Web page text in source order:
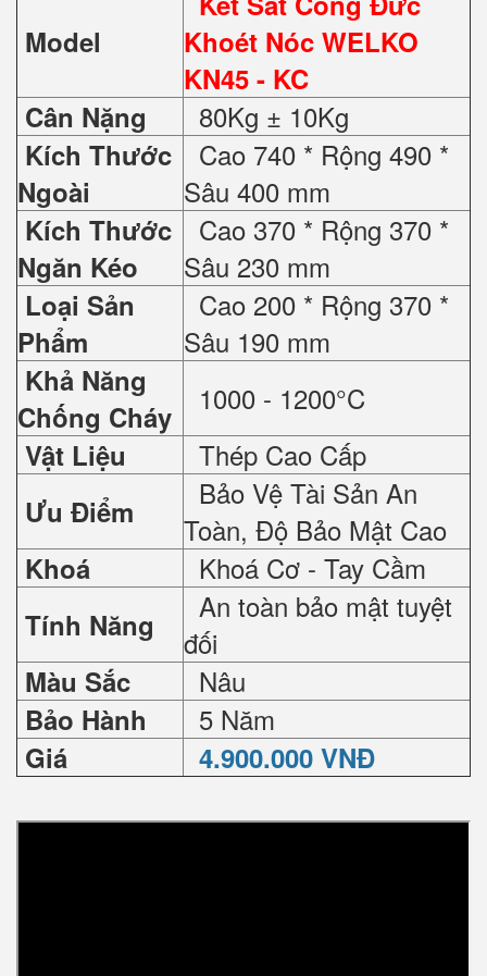
Model
Khoét Nóc WELKO
KN45 - KC
Cân Nặng
80Kg ± 10Kg
Kích Thước
Ngoài
Cao 740 * Rộng 490 *
Sâu 400 mm
Kích Thước
Ngăn Kéo
Cao 370 * Rộng 370 *
Sâu 230 mm
Loại Sản
Phẩm
Cao 200 * Rộng 370 *
Sâu 190 mm
Khả Năng
Chống Cháy
1000 - 1200°C
Vật Liệu Thép Cao Cấp
Ưu Điểm
Bảo Vệ Tài Sản An
Toàn, Độ Bảo Mật Cao
Khoá Khoá Cơ - Tay Cầm
Tính Năng
An toàn bảo mật tuyệt
đối
Màu Sắc Nâu
Bảo Hành 5 Năm
Giá 4.900.000 VNĐ